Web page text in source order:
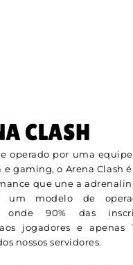
CLASH
operado por uma
gaming, o Arena Clash
que une a
um modelo de
onde 90% das
jogadores e apenas
nossos servidores.